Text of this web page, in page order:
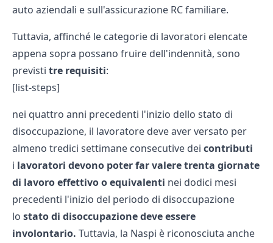
auto aziendali e sull'assicurazione RC familiare.
Tuttavia, affinché le categorie di lavoratori elencate
appena sopra possano fruire dell'indennità, sono
previsti tre requisiti:
[list-steps]
nei quattro anni precedenti l'inizio dello stato di
disoccupazione, il lavoratore deve aver versato per
almeno tredici settimane consecutive dei contributi
i lavoratori devono poter far valere trenta giornate
di lavoro effettivo o equivalenti nei dodici mesi
precedenti l'inizio del periodo di disoccupazione
lo stato di disoccupazione deve essere
involontario. Tuttavia, la Naspi è riconosciuta anche